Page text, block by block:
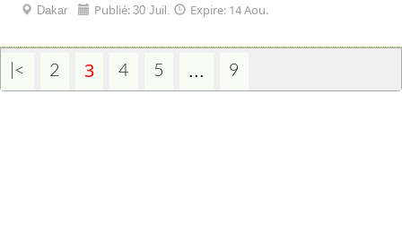
Dakar Publié: 30 Juil. Expire: 14 Aou.
|< 2 3 4 5 ... 9